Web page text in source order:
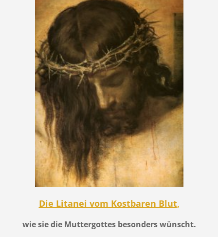
Die Litanei vom Kostbaren Blut,
wie sie die Muttergottes besonders wünscht.